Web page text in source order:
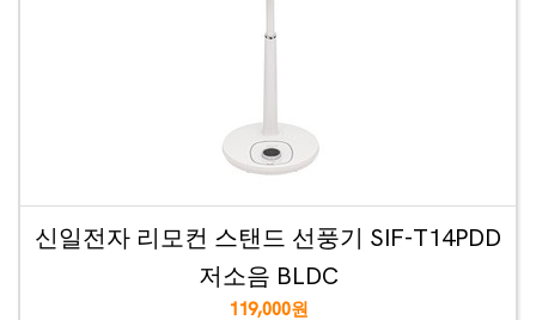
신일전자 리모컨 스탠드 선풍기 SIF-T14PDD
저소음 BLDC
119,000원